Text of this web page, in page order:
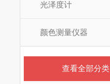
光泽度计
颜色测量仪器
查看全部分类